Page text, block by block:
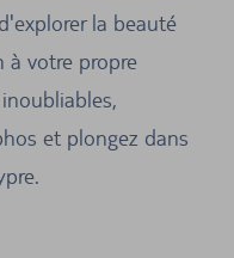
la beauté
à votre propre
et plongez dans